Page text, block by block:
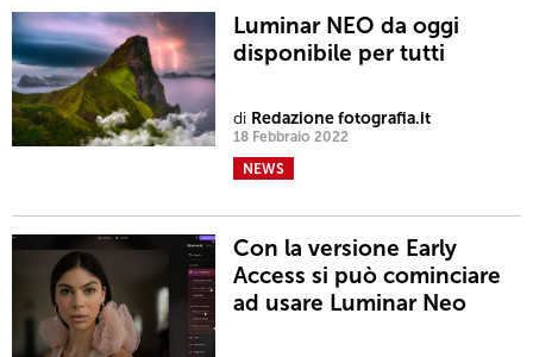
Luminar NEO da oggi
disponibile per tutti
di Redazione fotografia.it
18 Febbraio 2022
NEWS
Con la versione Early
Access si può cominciare
ad usare Luminar Neo